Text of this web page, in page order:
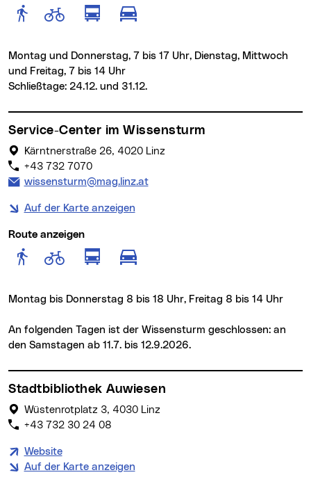
Route anzeigen für Fußgänger
Route anzeigen für
Route anzeigen für
Route anzeigen für
Montag und Donnerstag, 7 bis 17 Uhr, Dienstag, Mittwoch
und Freitag, 7 bis 14 Uhr
Schließtage: 24.12. und 31.12.
Service-Center im Wissensturm
Kärntnerstraße 26, 4020 Linz
+43 732 7070
E-Mail Adresse:
wissensturm@mag.linz.at
Auf der Karte anzeigen
Route anzeigen
Route anzeigen für Fußgänger
Route anzeigen für
Route anzeigen für
Route anzeigen für
Montag bis Donnerstag 8 bis 18 Uhr, Freitag 8 bis 14 Uhr
An folgenden Tagen ist der Wissensturm geschlossen: an
den Samstagen ab 11.7. bis 12.9.2026.
Stadtbibliothek Auwiesen
Wüstenrotplatz 3, 4030 Linz
+43 732 30 24 08
Website
Auf der Karte anzeigen